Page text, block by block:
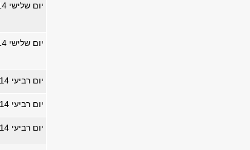
יום שלישי 30/09/2014
יום שלישי 30/09/2014
יום רביעי 01/10/2014
יום רביעי 01/10/2014
יום רביעי 01/10/2014